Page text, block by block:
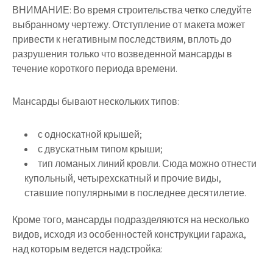
ВНИМАНИЕ: Во время строительства четко следуйте
выбранному чертежу. Отступление от макета может
привести к негативным последствиям, вплоть до
разрушения только что возведенной мансарды в
течение короткого периода времени.
Мансарды бывают нескольких типов:
с односкатной крышей;
с двускатным типом крыши;
тип ломаных линий кровли. Сюда можно отнести
купольный, четырехскатный и прочие виды,
ставшие популярными в последнее десятилетие.
Кроме того, мансарды подразделяются на несколько
видов, исходя из особенностей конструкции гаража,
над которым ведется надстройка: